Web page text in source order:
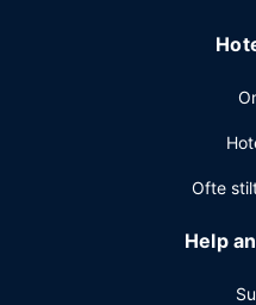
Indianapolis? Som en av
blant annet konferanserom
og ubetjent parkering
Ofte
Help